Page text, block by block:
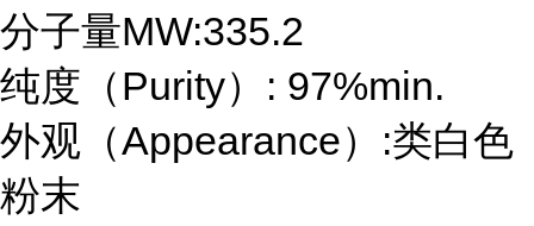
分子量MW:335.2
纯度（Purity） : 97%min.
外观（Appearance） :类白色
粉末